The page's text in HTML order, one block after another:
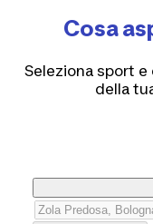
Cosa
Seleziona sport
della